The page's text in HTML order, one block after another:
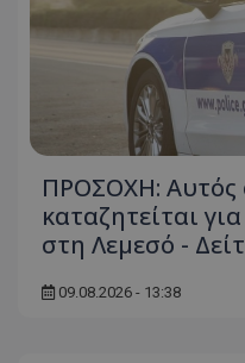
ΠΡΟΣΟΧΗ: Αυτός
καταζητείται
στη Λεμεσό -
09.08.2026 - 13:38